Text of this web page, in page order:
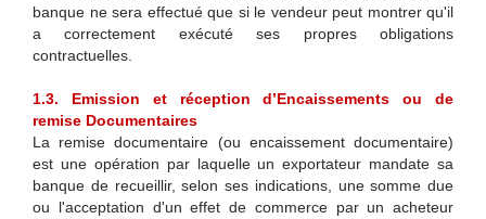
banque ne sera effectué que si le vendeur peut montrer qu'il
a correctement exécuté ses propres obligations
contractuelles.
1.3. Emission et réception d’Encaissements ou de
remise Documentaires
La remise documentaire (ou encaissement documentaire)
est une opération par laquelle un exportateur mandate sa
banque de recueillir, selon ses indications, une somme due
ou l'acceptation d'un effet de commerce par un acheteur